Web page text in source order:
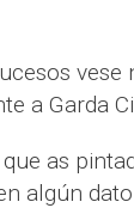
vese
a Garda
as
algún